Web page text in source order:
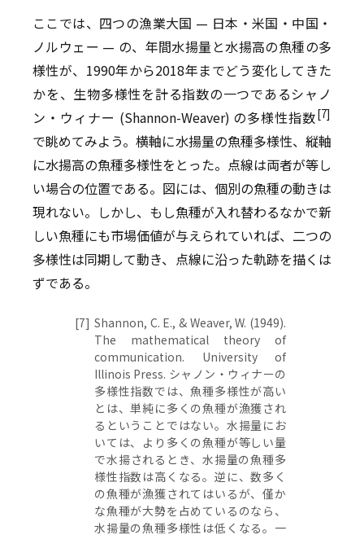
ここでは、四つの漁業大国 — 日本・米国・中国・
ノルウェー — の、年間水揚量と水揚高の魚種の多
様性が、1990年から2018年までどう変化してきた
かを、生物多様性を計る指数の一つであるシャノ
ン・ウィナー (Shannon-Weaver) の多様性指数[7]
で眺めてみよう。横軸に水揚量の魚種多様性、縦軸
に水揚高の魚種多様性をとった。点線は両者が等し
い場合の位置である。図には、個別の魚種の動きは
現れない。しかし、もし魚種が入れ替わるなかで新
しい魚種にも市場価値が与えられていれば、二つの
多様性は同期して動き、点線に沿った軌跡を描くは
ずである。
[7] Shannon, C. E., & Weaver, W. (1949).
The mathematical theory of
communication. University of
Illinois Press. シャノン・ウィナーの
多様性指数では、魚種多様性が高い
とは、単純に多くの魚種が漁獲され
るということではない。水揚量にお
いては、より多くの魚種が等しい量
で水揚されるとき、水揚量の魚種多
様性指数は高くなる。逆に、数多く
の魚種が漁獲されてはいるが、僅か
な魚種が大勢を占めているのなら、
水揚量の魚種多様性は低くなる。一